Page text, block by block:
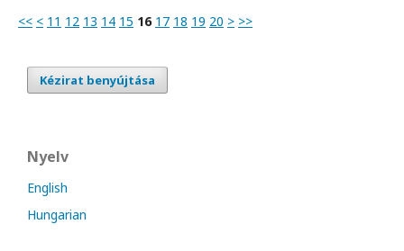
<< < 11 12 13 14 15 16 17 18 19 20 > >>
Kézirat benyújtása
Nyelv
English
Hungarian